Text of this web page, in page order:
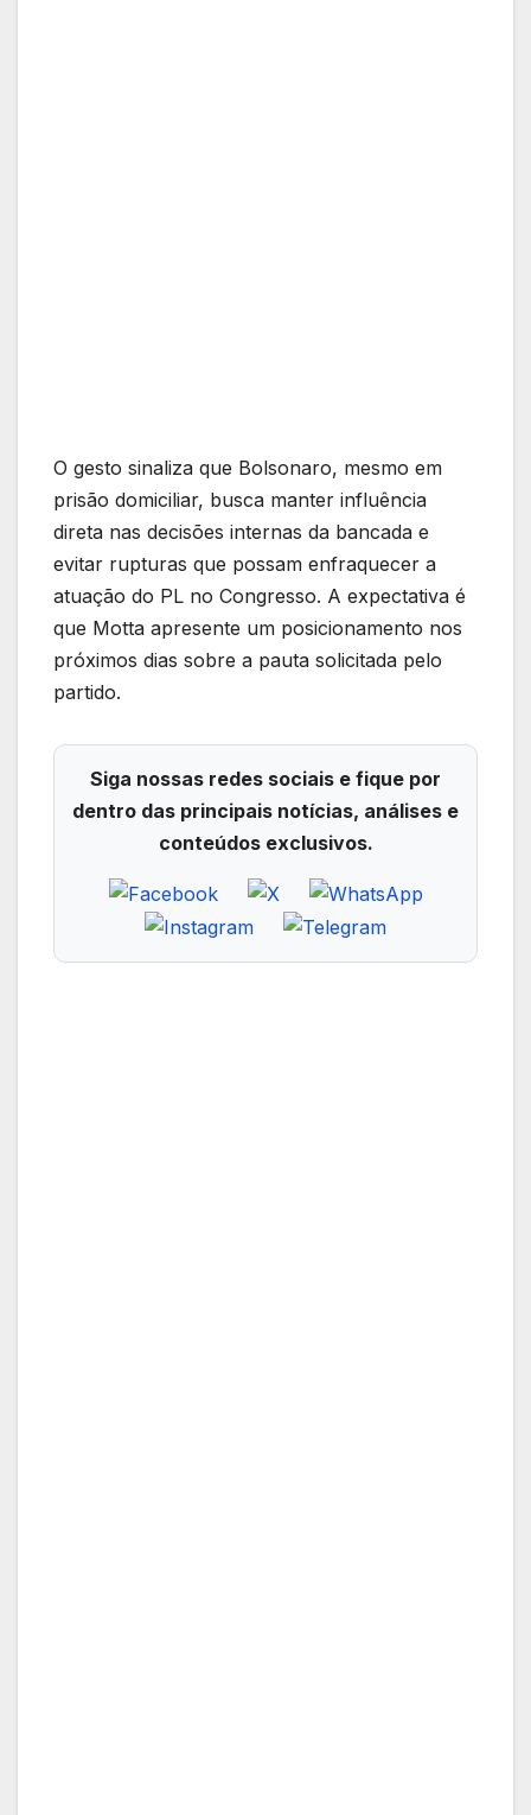
O gesto sinaliza que Bolsonaro, mesmo em
prisão domiciliar, busca manter influência
direta nas decisões internas da bancada e
evitar rupturas que possam enfraquecer a
atuação do PL no Congresso. A expectativa é
que Motta apresente um posicionamento nos
próximos dias sobre a pauta solicitada pelo
partido.
Siga nossas redes sociais e fique por
dentro das principais notícias, análises e
conteúdos exclusivos.